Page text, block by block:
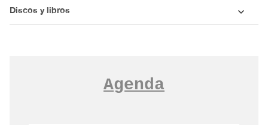
Discos y libros
Agenda